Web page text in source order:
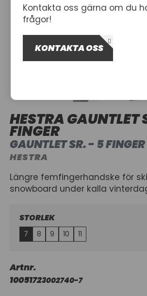
HESTRA GAUNTLET
FINGER
GAUNTLET SR. - 5 FINGER
HESTRA
Längre femfingerhandske för
snowboard under kalla
STORLEK
7 8 9 10 11
Artnr.
10051723002740-7
Kontakta oss gärna om du
frågor!
KONTAKTA OSS